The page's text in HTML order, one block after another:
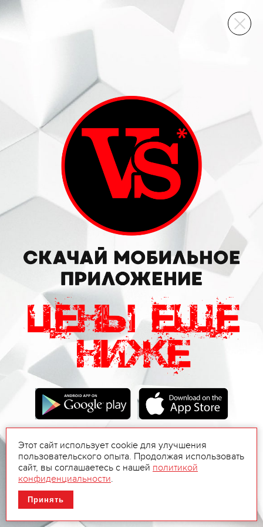
ВИННЫЙ СКЛАД
Этот сайт использует cookie для улучшения
пользовательского опыта. Продолжая использовать
сайт, вы соглашаетесь с нашей политикой
конфиденциальности.
Принять